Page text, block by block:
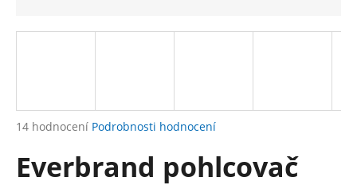
Průměrné
produktu
je
14 hodnocení Podrobnosti hodnocení
Everbrand pohlcovač
j
?